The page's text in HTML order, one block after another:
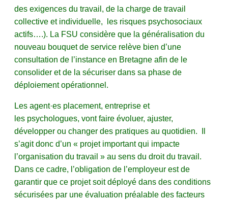
des exigences du travail, de la charge de travail
collective et individuelle, les risques psychosociaux
actifs….). La FSU considère que la généralisation du
nouveau bouquet de service relève bien d’une
consultation de l’instance en Bretagne afin de le
consolider et de la sécuriser dans sa phase de
déploiement opérationnel.
Les agent·es placement, entreprise et
les psychologues, vont faire évoluer, ajuster,
développer ou changer des pratiques au quotidien. Il
s’agit donc d’un « projet important qui impacte
l’organisation du travail » au sens du droit du travail.
Dans ce cadre, l’obligation de l’employeur est de
garantir que ce projet soit déployé dans des conditions
sécurisées par une évaluation préalable des facteurs